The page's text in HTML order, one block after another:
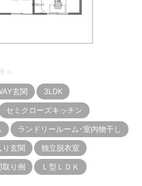
>
玄関
3LDK
セミクローズキッチン
ランドリールーム･室内物干し
り玄関
独立脱衣室
取り例 Ｌ型ＬＤＫ